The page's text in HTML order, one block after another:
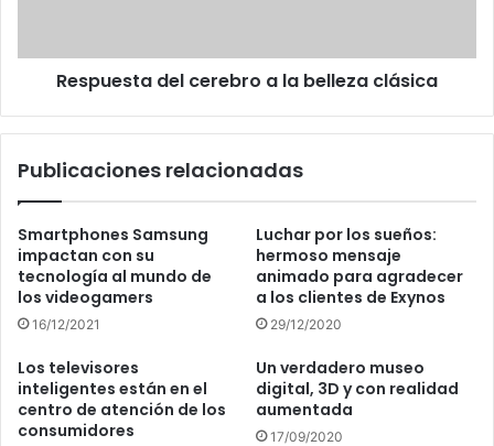
Respuesta del cerebro a la belleza clásica
Publicaciones relacionadas
Smartphones Samsung
impactan con su
tecnología al mundo de
los videogamers
16/12/2021
Luchar por los sueños:
hermoso mensaje
animado para agradecer
a los clientes de Exynos
29/12/2020
Los televisores
inteligentes están en el
centro de atención de los
consumidores
Un verdadero museo
digital, 3D y con realidad
aumentada
17/09/2020